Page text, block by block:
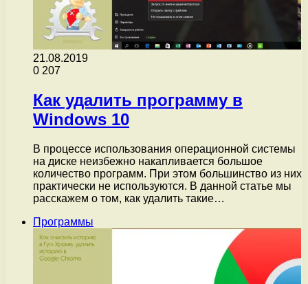
21.08.2019
0 207
Как удалить программу в
Windows 10
В процессе использования операционной системы
на диске неизбежно накапливается большое
количество программ. При этом большинство из них
практически не используются. В данной статье мы
расскажем о том, как удалить такие…
Программы